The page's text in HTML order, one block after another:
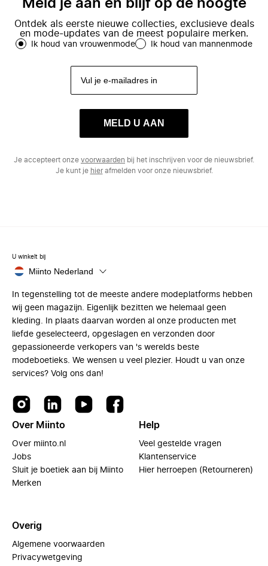
Meld je aan en blijf op de hoogte
Ontdek als eerste nieuwe collecties, exclusieve deals
en mode-updates van de meest populaire merken.
Ik houd van vrouwenmode Ik houd van mannenmode
MELD U AAN
Je accepteert onze voorwaarden bij het inschrijven voor de nieuwsbrief.
Je kunt je hierafmelden voor onze nieuwsbrief.
U winkelt bij
Miinto Nederland
In tegenstelling tot de meeste andere modeplatforms hebben
wij geen magazijn. Eigenlijk bezitten we helemaal geen
kleding. In plaats daarvan worden al onze producten met
liefde geselecteerd, opgeslagen en verzonden door
gepassioneerde verkopers van 's werelds beste
modeboetieks. We wensen u veel plezier. Houdt u van onze
services? Volg ons dan!
Over Miinto
Over miinto.nl
Jobs
Sluit je boetiek aan bij Miinto
Merken
Help
Veel gestelde vragen
Klantenservice
Hier herroepen (Retourneren)
Overig
Algemene voorwaarden
Privacywetgeving